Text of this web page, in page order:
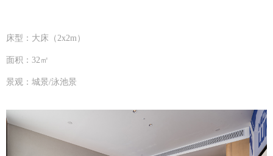
床型：大床（2x2m）
面积：32㎡
景观：城景/泳池景